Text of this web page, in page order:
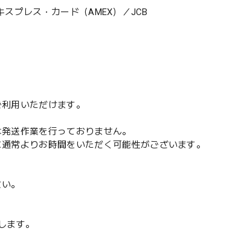
プレス・カード（AMEX）／JCB
用いただけます。
送作業を行っておりません。
常よりお時間をいただく可能性がございます。
。
ます。